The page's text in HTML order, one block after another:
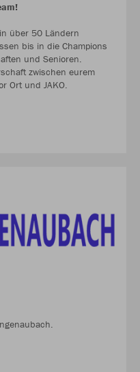
über 50 Ländern
bis in die Champions
und Senioren.
zwischen eurem
Ort und JAKO.